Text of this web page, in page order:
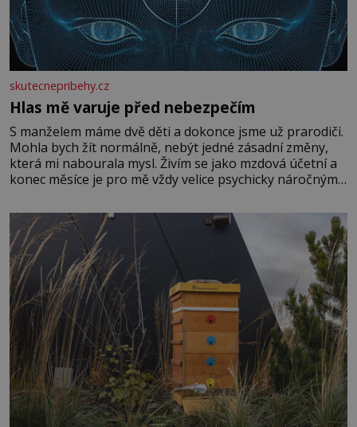
skutecnepribehy.cz
Hlas mě varuje před nebezpečím
S manželem máme dvě děti a dokonce jsme už prarodiči.
Mohla bych žít normálně, nebýt jedné zásadní změny,
která mi nabourala mysl. Živím se jako mzdová účetní a
konec měsíce je pro mě vždy velice psychicky náročným
dál častěji volá o pomoc, co se hlídání týče. Dalo by se